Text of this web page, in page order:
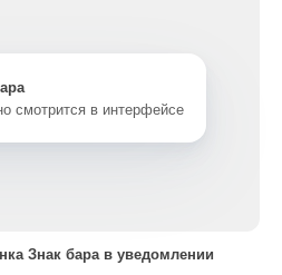
смотрится в интерфейсе
Знак бара в уведомлении